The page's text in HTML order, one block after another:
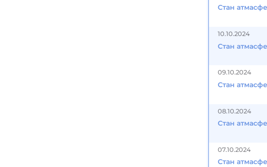
Стан
10.10.2024
Стан
09.10.2024
Стан
08.10.2024
Стан
07.10.2024
Стан